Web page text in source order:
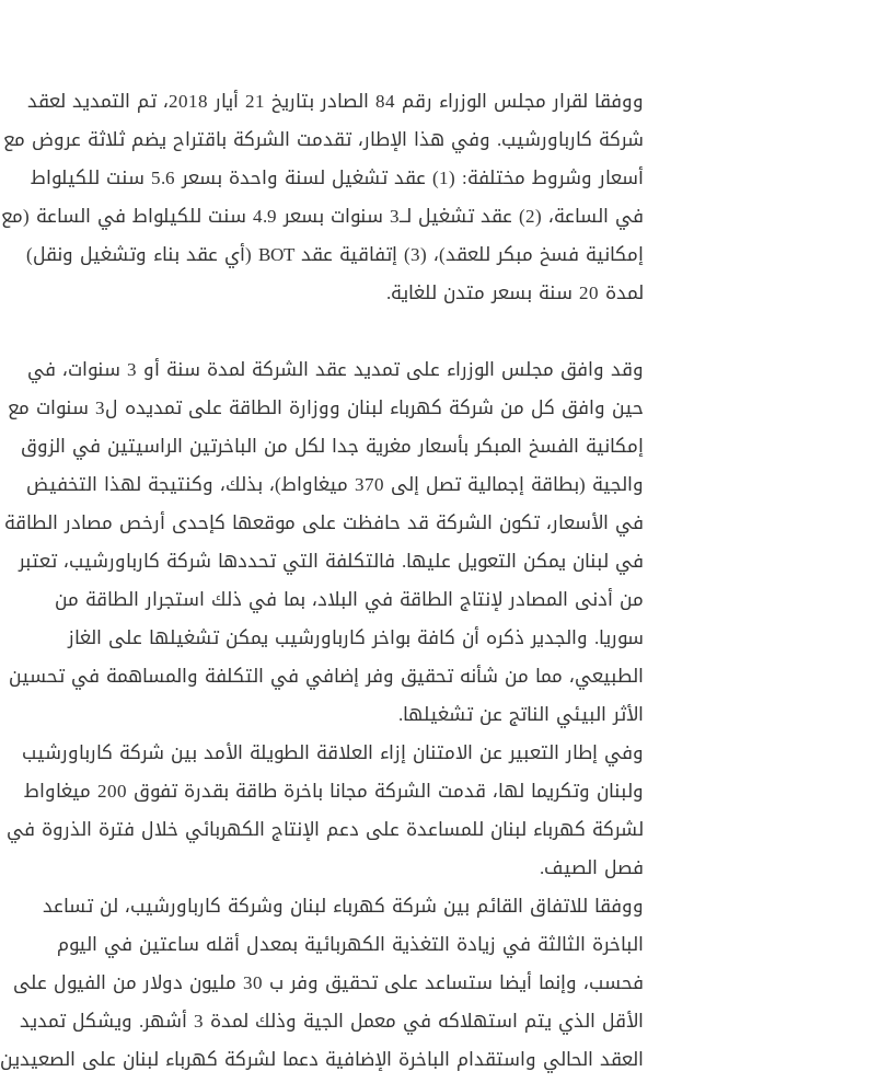
ووفقا لقرار مجلس الوزراء رقم 84 الصادر بتاريخ 21 أيار 2018، تم التمديد لعقد
شركة كارباورشيب. وفي هذا الإطار، تقدمت الشركة باقتراح يضم ثلاثة عروض مع
أسعار وشروط مختلفة: (1) عقد تشغيل لسنة واحدة بسعر 5.6 سنت للكيلواط
في الساعة، (2) عقد تشغيل لــ3 سنوات بسعر 4.9 سنت للكيلواط في الساعة (مع
إمكانية فسخ مبكر للعقد)، (3) إتفاقية عقد BOT (أي عقد بناء وتشغيل ونقل)
لمدة 20 سنة بسعر متدن للغاية.
وقد وافق مجلس الوزراء على تمديد عقد الشركة لمدة سنة أو 3 سنوات، في
حين وافق كل من شركة كهرباء لبنان ووزارة الطاقة على تمديده ل3 سنوات مع
إمكانية الفسخ المبكر بأسعار مغرية جدا لكل من الباخرتين الراسيتين في الزوق
والجية (بطاقة إجمالية تصل إلى 370 ميغاواط)، بذلك، وكنتيجة لهذا التخفيض
في الأسعار، تكون الشركة قد حافظت على موقعها كإحدى أرخص مصادر الطاقة
في لبنان يمكن التعويل عليها. فالتكلفة التي تحددها شركة كارباورشيب، تعتبر
من أدنى المصادر لإنتاج الطاقة في البلاد، بما في ذلك استجرار الطاقة من
سوريا. والجدير ذكره أن كافة بواخر كارباورشيب يمكن تشغيلها على الغاز
الطبيعي، مما من شأنه تحقيق وفر إضافي في التكلفة والمساهمة في تحسين
الأثر البيئي الناتج عن تشغيلها.
وفي إطار التعبير عن الامتنان إزاء العلاقة الطويلة الأمد بين شركة كارباورشيب
ولبنان وتكريما لها، قدمت الشركة مجانا باخرة طاقة بقدرة تفوق 200 ميغاواط
لشركة كهرباء لبنان للمساعدة على دعم الإنتاج الكهربائي خلال فترة الذروة في
فصل الصيف.
ووفقا للاتفاق القائم بين شركة كهرباء لبنان وشركة كارباورشيب، لن تساعد
الباخرة الثالثة في زيادة التغذية الكهربائية بمعدل أقله ساعتين في اليوم
فحسب، وإنما أيضا ستساعد على تحقيق وفر ب 30 مليون دولار من الفيول على
الأقل الذي يتم استهلاكه في معمل الجية وذلك لمدة 3 أشهر. ويشكل تمديد
العقد الحالي واستقدام الباخرة الإضافية دعما لشركة كهرباء لبنان على الصعيدين